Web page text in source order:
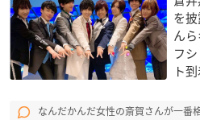
を
ん
フ
ト
なんだかんだ女性の斎賀さんが一番